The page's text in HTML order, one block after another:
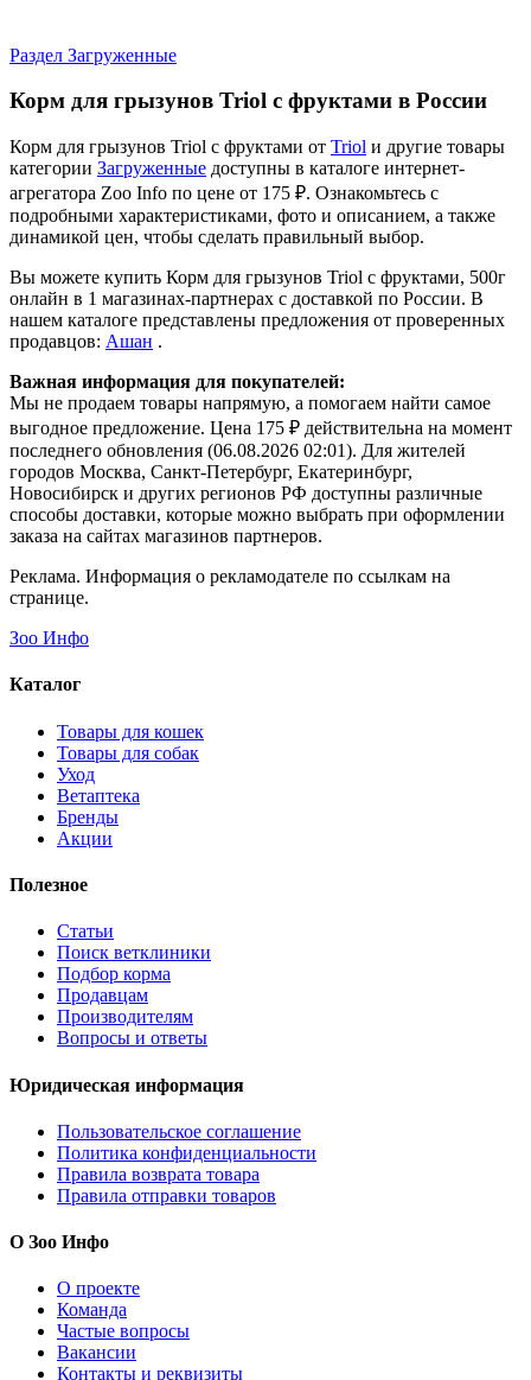
Раздел Загруженные
Корм для грызунов Triol с фруктами в России
Корм для грызунов Triol с фруктами от Triol и другие товары
категории Загруженные доступны в каталоге интернет-
агрегатора Zoo Info по цене от 175 ₽. Ознакомьтесь с
подробными характеристиками, фото и описанием, а также
динамикой цен, чтобы сделать правильный выбор.
Вы можете купить Корм для грызунов Triol с фруктами, 500г
онлайн в 1 магазинах-партнерах с доставкой по России. В
нашем каталоге представлены предложения от проверенных
продавцов: Ашан .
Важная информация для покупателей:
Мы не продаем товары напрямую, а помогаем найти самое
выгодное предложение. Цена 175 ₽ действительна на момент
последнего обновления (06.08.2026 02:01). Для жителей
городов Москва, Санкт-Петербург, Екатеринбург,
Новосибирск и других регионов РФ доступны различные
способы доставки, которые можно выбрать при оформлении
заказа на сайтах магазинов партнеров.
Реклама. Информация о рекламодателе по ссылкам на
странице.
Зоо Инфо
Каталог
Товары для кошек
Товары для собак
Уход
Ветаптека
Бренды
Акции
Полезное
Статьи
Поиск ветклиники
Подбор корма
Продавцам
Производителям
Вопросы и ответы
Юридическая информация
Пользовательское соглашение
Политика конфиденциальности
Правила возврата товара
Правила отправки товаров
О Зоо Инфо
О проекте
Команда
Частые вопросы
Вакансии
Контакты и реквизиты